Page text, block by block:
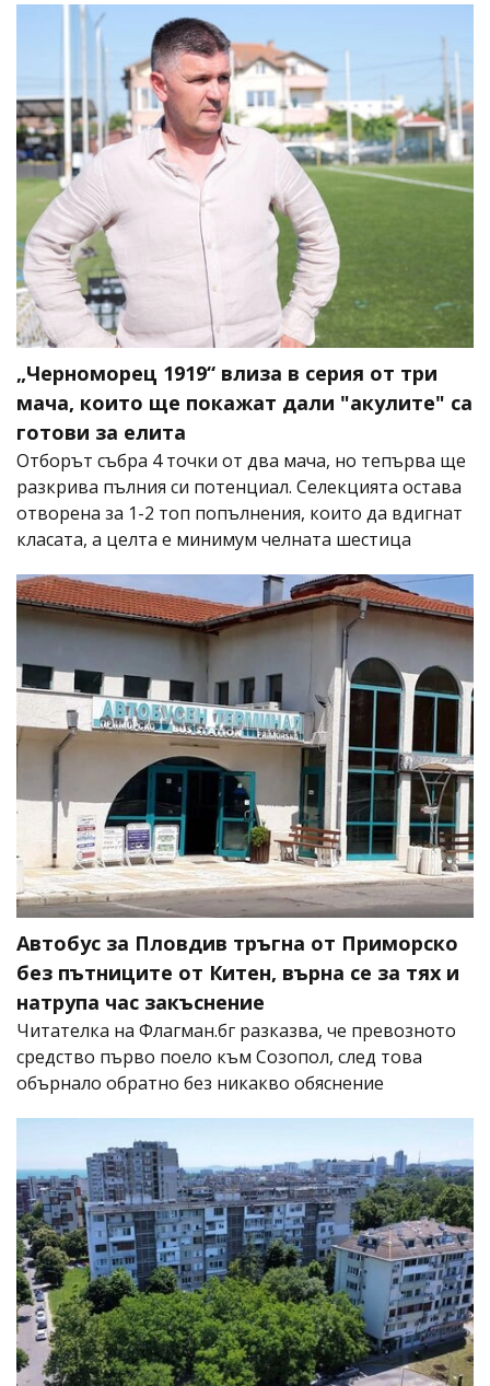
„Черноморец 1919“ влиза в серия от три
мача, които ще покажат дали "акулите" са
готови за елита
Отборът събра 4 точки от два мача, но тепърва ще
разкрива пълния си потенциал. Селекцията остава
отворена за 1-2 топ попълнения, които да вдигнат
класата, а целта е минимум челната шестица
Автобус за Пловдив тръгна от Приморско
без пътниците от Китен, върна се за тях и
натрупа час закъснение
Читателка на Флагман.бг разказва, че превозното
средство първо поело към Созопол, след това
обърнало обратно без никакво обяснение